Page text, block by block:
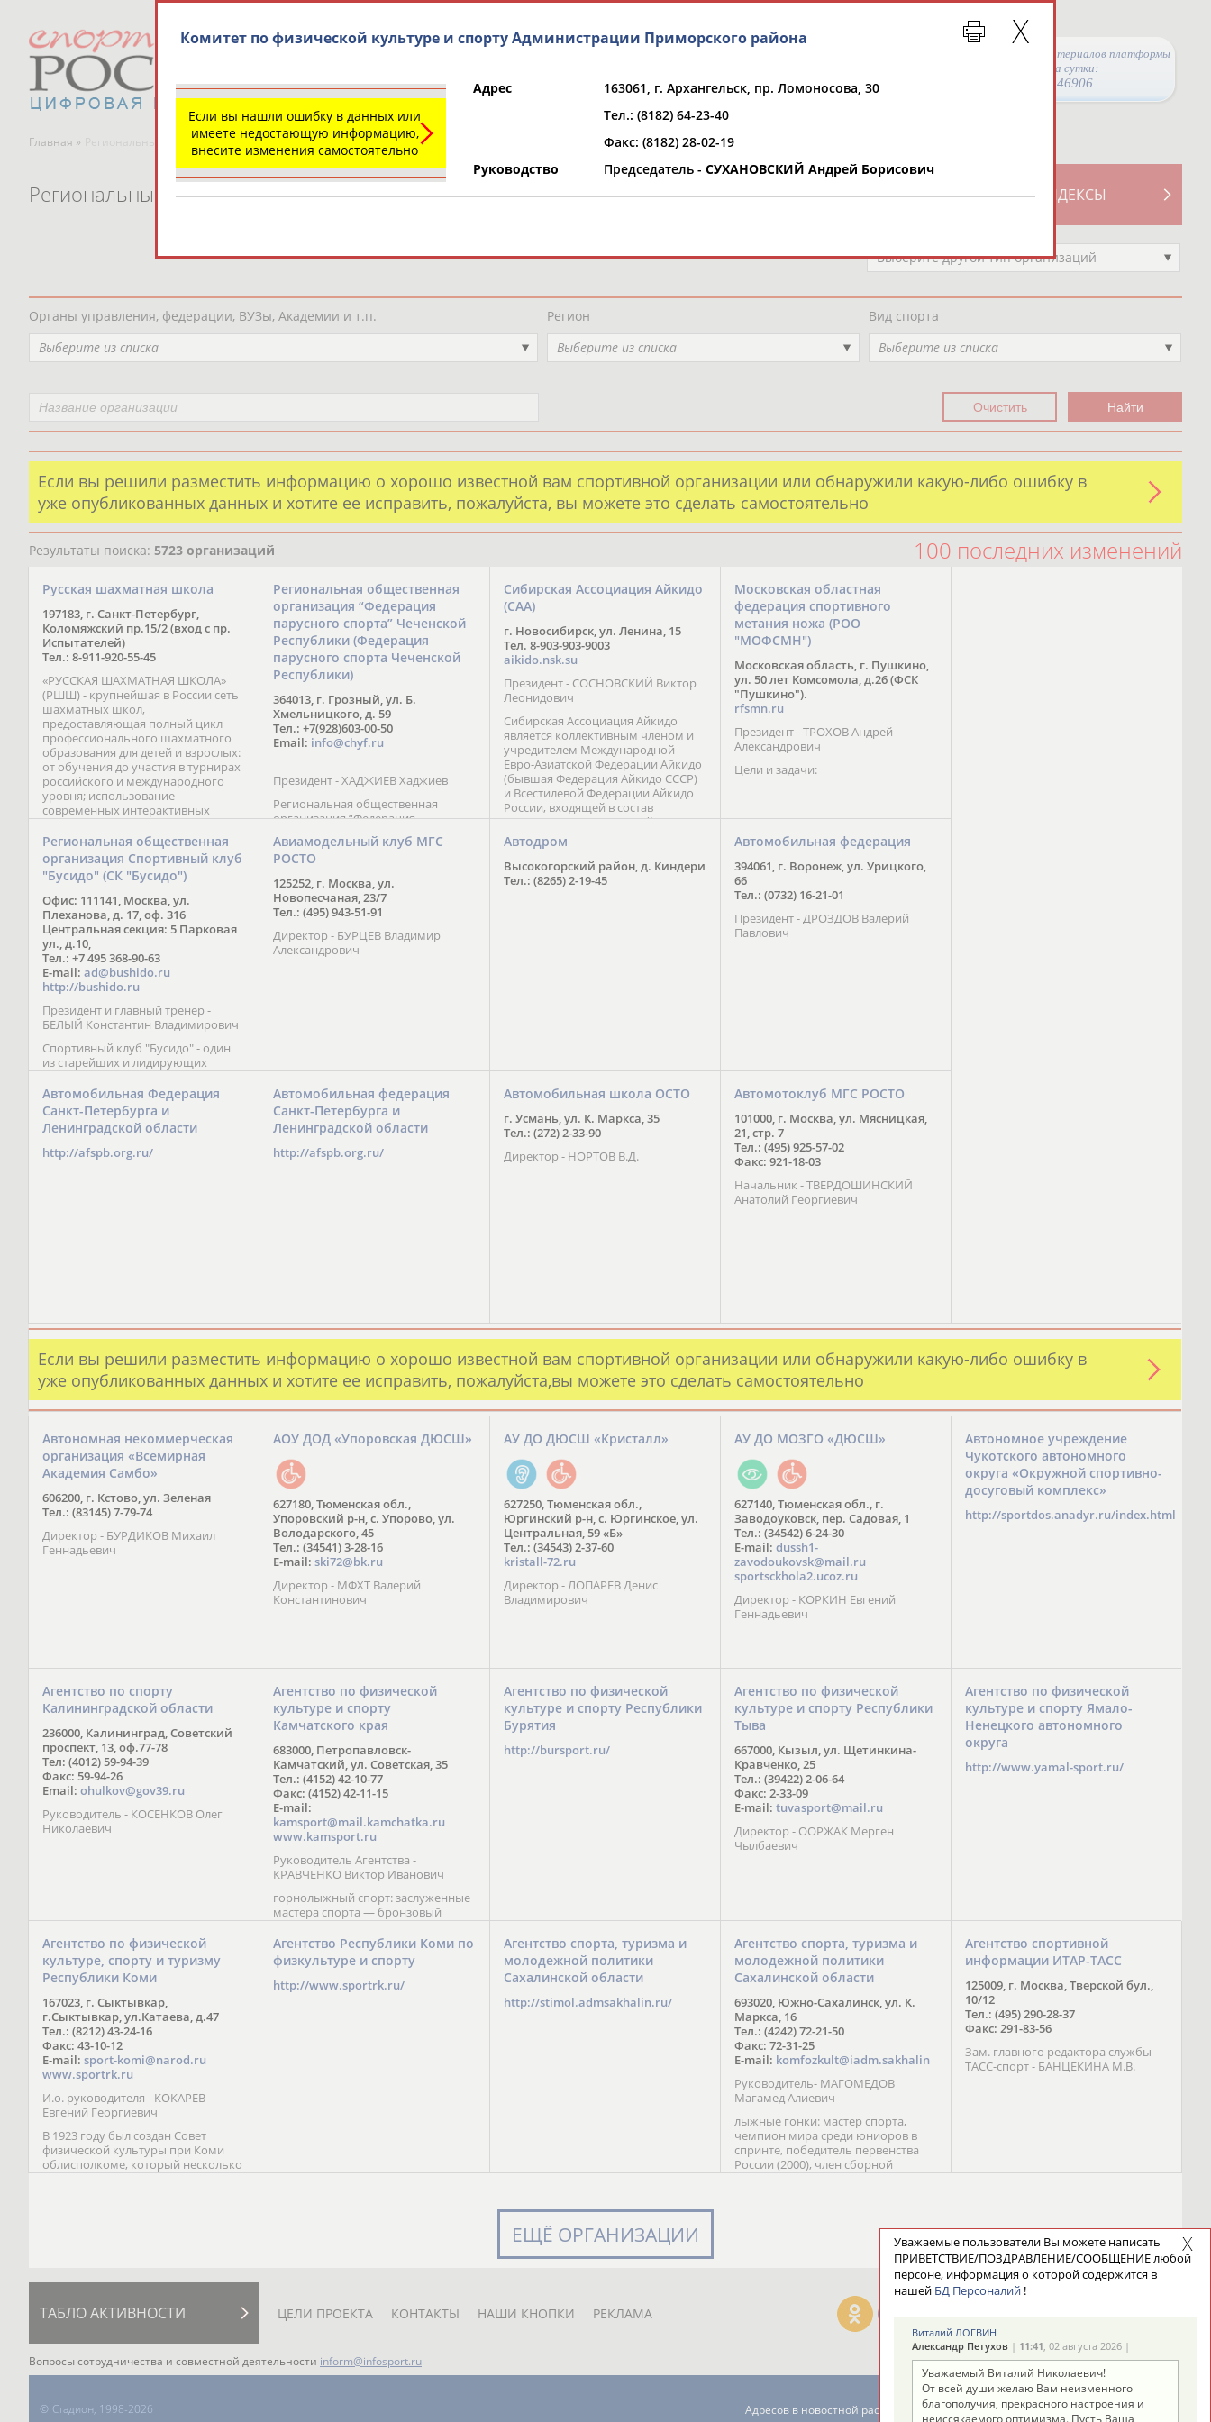
Просмотры материалов платформы
за сутки:
46906
Главная » Региональные спортивные организации
СВОДНЫЕ ИНДЕКСЫ
ТАБЛО АКТИВНОСТИ
РЕСУРСНАЯ ПЛОЩАДКА
Региональные спортивные организации
Выберите другой тип организаций
Органы управления, федерации, ВУЗы, Академии и т.п.
Выберите из списка
Регион
Выберите из списка
Вид спорта
Выберите из списка
Если вы решили разместить информацию о хорошо известной вам спортивной организации или обнаружили какую-либо ошибку в
уже опубликованных данных и хотите ее исправить, пожалуйста, вы можете это сделать самостоятельно
Результаты поиска: 5723 организаций 100 последних изменений
Русская шахматная школа
197183, г. Санкт-Петербург,
Коломяжский пр.15/2 (вход с пр.
Испытателей)
Тел.: 8-911-920-55-45
«РУССКАЯ ШАХМАТНАЯ ШКОЛА»
(РШШ) - крупнейшая в России сеть
шахматных школ,
предоставляющая полный цикл
профессионального шахматного
образования для детей и взрослых:
от обучения до участия в турнирах
российского и международного
уровня; использование
современных интерактивных
методик подачи материала;
обучение на русском и английском
языках; специалисты с опытом
преподавания более 20 лет;
направленность на общее
развитие ребенка: проведение
творческих мастер-классов, уроков
по истории и литературе,
организация регулярных
шахматных сборов на спортивных
базах и в детских лагерях,
проведение встреч с выдающимися
шахматистами; корпоративное
обучение; онлайн обучение в
форме вебинаров и
индивидуальных занятий, круглые
столы российских и
международных тренеров,
трансляция мероприятий и
турниров.
Региональная общественная
организация “Федерация
парусного спорта” Чеченской
Республики (Федерация
парусного спорта Чеченской
Республики)
364013, г. Грозный, ул. Б.
Хмельницкого, д. 59
Тел.: +7(928)603-00-50
Email: info@chyf.ru
Президент - ХАДЖИЕВ Хаджиев
Региональная общественная
организация “Федерация
парусного спорта” Чеченской
Республики начала свою
деятельность в декабре 2016 года.
Миссия федерации состоит в
популяризации парусного спорта,
привлечении и содействии
развитию спорта в этом регионе и
спортсменов на российских и
международных соревнованиях.
Сибирская Ассоциация Айкидо
(САА)
г. Новосибирск, ул. Ленина, 15
Тел. 8-903-903-9003
aikido.nsk.su
Президент - СОСНОВСКИЙ Виктор
Леонидович
Сибирская Ассоциация Айкидо
является коллективным членом и
учредителем Международной
Евро-Азиатской Федерации Айкидо
(бывшая Федерация Айкидо СССР)
и Всестилевой Федерации Айкидо
России, входящей в состав
Национального Совета Айкидо
России, президентом которого
является С. В. Киреенко
Московская областная
федерация спортивного
метания ножа (РОО
"МОФСМН")
Московская область, г. Пушкино,
ул. 50 лет Комсомола, д.26 (ФСК
"Пушкино").
rfsmn.ru
Президент - ТРОХОВ Андрей
Александрович
Цели и задачи:
Региональная общественная
организация Спортивный клуб
"Бусидо" (СК "Бусидо")
Офис: 111141, Москва, ул.
Плеханова, д. 17, оф. 316
Центральная секция: 5 Парковая
ул., д.10,
Тел.: +7 495 368-90-63
E-mail: ad@bushido.ru
http://bushido.ru
Президент и главный тренер -
БЕЛЫЙ Константин Владимирович
Спортивный клуб "Бусидо" - один
из старейших и лидирующих
клубов России, изучающих и
развивающих различные боевые
искусства и, прежде всего, каратэ
Кёкусинкай - первого в мире стиля
контактного каратэ, получившего
огромное развитие во всем
мире. Однако, спектр интересов
Авиамодельный клуб МГС
РОСТО
125252, г. Москва, ул.
Новопесчаная, 23/7
Тел.: (495) 943-51-91
Директор - БУРЦЕВ Владимир
Александрович
Автодром
Высокогорский район, д. Киндери
Тел.: (8265) 2-19-45
Автомобильная федерация
394061, г. Воронеж, ул. Урицкого,
66
Тел.: (0732) 16-21-01
Президент - ДРОЗДОВ Валерий
Павлович
Автомобильная Федерация
Санкт-Петербурга и
Ленинградской области
http://afspb.org.ru/
Автомобильная федерация
Санкт-Петербурга и
Ленинградской области
http://afspb.org.ru/
Автомобильная школа ОСТО
г. Усмань, ул. К. Маркса, 35
Тел.: (272) 2-33-90
Директор - НОРТОВ В.Д.
Автомотоклуб МГС РОСТО
101000, г. Москва, ул. Мясницкая,
21, стр. 7
Тел.: (495) 925-57-02
Факс: 921-18-03
Начальник - ТВЕРДОШИНСКИЙ
Анатолий Георгиевич
Если вы решили разместить информацию о хорошо известной вам спортивной организации или обнаружили какую-либо ошибку в
уже опубликованных данных и хотите ее исправить, пожалуйста,вы можете это сделать самостоятельно
Автономная некоммерческая
организация «Всемирная
Академия Самбо»
606200, г. Кстово, ул. Зеленая
Тел.: (83145) 7-79-74
Директор - БУРДИКОВ Михаил
Геннадьевич
АОУ ДОД «Упоровская ДЮСШ»
627180, Тюменская обл.,
Упоровский р-н, с. Упорово, ул.
Володарского, 45
Тел.: (34541) 3-28-16
E-mail: ski72@bk.ru
Директор - МФХТ Валерий
Константинович
АУ ДО ДЮСШ «Кристалл»
627250, Тюменская обл.,
Юргинский р-н, с. Юргинское, ул.
Центральная, 59 «Б»
Тел.: (34543) 2-37-60
kristall-72.ru
Директор - ЛОПАРЕВ Денис
Владимирович
АУ ДО МОЗГО «ДЮСШ»
627140, Тюменская обл., г.
Заводоуковск, пер. Садовая, 1
Тел.: (34542) 6-24-30
​E-mail: dussh1-
zavodoukovsk@mail.ru
sportsckhola2.ucoz.ru
Директор - КОРКИН Евгений
Геннадьевич
Автономное учреждение
Чукотского автономного
округа «Окружной спортивно-
досуговый комплекс»
http://sportdos.anadyr.ru/index.html
Агентство по спорту
Калининградской области
236000, Калининград, Советский
проспект, 13, оф.77-78
Тел: (4012) 59-94-39
Факс: 59-94-26
Email: ohulkov@gov39.ru
Руководитель - КОСЕНКОВ Олег
Николаевич
Агентство по физической
культуре и спорту
Камчатского края
683000, Петропавловск-
Камчатский, ул. Советская, 35
Тел.: (4152) 42-10-77
Факс: (4152) 42-11-15
E-mail:
kamsport@mail.kamchatka.ru
www.kamsport.ru
Руководитель Агентства -
КРАВЧЕНКО Виктор Иванович
горнолыжный спорт: заслуженные
мастера спорта — бронзовый
призер Кубка мира (1997),
обладатель Кубка Европы (2002) В.
Зеленская; бронзовый призер
Паралимпийских игр в Солт-Лейк-
Сити (2002) А. Мошкин; мастер
Агентство по физической
культуре и спорту Республики
Бурятия
http://bursport.ru/
Агентство по физической
культуре и спорту Республики
Тыва
667000, Кызыл, ул. Щетинкина-
Кравченко, 25
Тел.: (39422) 2-06-64
Факс: 2-33-09
E-mail: tuvasport@mail.ru
Директор - ООРЖАК Мерген
Чылбаевич
Агентство по физической
культуре и спорту Ямало-
Ненецкого автономного
округа
http://www.yamal-sport.ru/
Агентство по физической
культуре, спорту и туризму
Республики Коми
167023, г. Сыктывкар,
г.Сыктывкар, ул.Катаева, д.47
Тел.: (8212) 43-24-16
Факс: 43-10-12
E-mail: sport-komi@narod.ru
www.sportrk.ru
И.о. руководителя - КОКАРЕВ
Евгений Георгиевич
В 1923 году был создан Совет
физической культуры при Коми
облисполкоме, который несколько
раз реорганизовывался; с 1994 года
Агентство Республики Коми по
физкультуре и спорту
http://www.sportrk.ru/
Агентство спорта, туризма и
молодежной политики
Сахалинской области
http://stimol.admsakhalin.ru/
Агентство спорта, туризма и
молодежной политики
Сахалинской области
693020, Южно-Сахалинск, ул. К.
Маркса, 16
Тел.: (4242) 72-21-50
Факс: 72-31-25
E-mail: komfozkult@iadm.sakhalin
Руководитель- МАГОМЕДОВ
Магамед Алиевич
лыжные гонки: мастер спорта,
чемпион мира среди юниоров в
спринте, победитель первенства
России (2000), член сборной
команды России С. Новиков;
Кубка России (1999) В. Разницын;
первенств России (1999, 2000), член
юниорской сборной команды
Агентство спортивной
информации ИТАР-ТАСС
125009, г. Москва, Тверской бул.,
10/12
Тел.: (495) 290-28-37
Факс: 291-83-56
Зам. главного редактора службы
ТАСС-спорт - БАНЦЕКИНА М.В.
ЕЩЁ ОРГАНИЗАЦИИ
Комитет по физической культуре и спорту Администрации Приморского района
Если вы нашли ошибку в данных или
имеете недостающую информацию,
внесите изменения самостоятельно
Адрес
163061, г. Архангельск, пр. Ломоносова, 30
Тел.: (8182) 64-23-40
Факс: (8182) 28-02-19
Руководство
Председатель - СУХАНОВСКИЙ Андрей Борисович
ТАБЛО АКТИВНОСТИ ЦЕЛИ ПРОЕКТА КОНТАКТЫ НАШИ КНОПКИ РЕКЛАМА
Вопросы сотрудничества и совместной деятельности inform@infosport.ru
© Стадион, 1998-2026 Адресов в новостной рассылке: 996
Уважаемые пользователи Вы можете написать
ПРИВЕТСТВИЕ/ПОЗДРАВЛЕНИЕ/СООБЩЕНИЕ любой
персоне, информация о которой содержится в
нашей БД Персоналий !
Виталий ЛОГВИН
Александр Петухов | 11:41, 02 августа 2026 |
Уважаемый Виталий Николаевич!
От всей души желаю Вам неизменного
благополучия, прекрасного настроения и
неиссякаемого оптимизма. Пусть Ваша